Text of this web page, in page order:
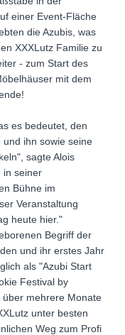
einer Event-Fläche
die Azubis, was
XXXLutz Familie zu
- zum Start des
mit dem
es bedeutet, den
ihn sowie seine
sagte Alois
in seiner
Bühne im
Veranstaltung
heute hier."
Begriff der
und ihr erstes Jahr
als "Azubi Start
Festival by
mehrere Monate
unter besten
Weg zum Profi